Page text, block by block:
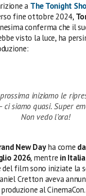
a The Tonight
fine ottobre 2024,
conferma che il
visto la luce, ha
prossima iniziamo le
siamo quasi. Super
Non vedo l’ora!
New Dayha come
2026, mentre in
del film sono iniziate la
Cretton aveva
al CinemaCon.